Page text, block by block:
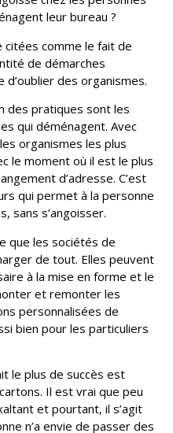
leur bureau ?
comme le fait de
de démarches
d’oublier des organismes.
des pratiques sont les
qui déménagent. Avec
organismes les plus
le moment où il est le plus
d’adresse. C’est
qui permet à la personne
sans s’angoisser.
que les sociétés de
de tout. Elles peuvent
à la mise en forme et le
et remonter les
personnalisées de
bien pour les particuliers
le plus de succès est
Il est vrai que peu
et pourtant, il s’agit
n’a envie de passer des